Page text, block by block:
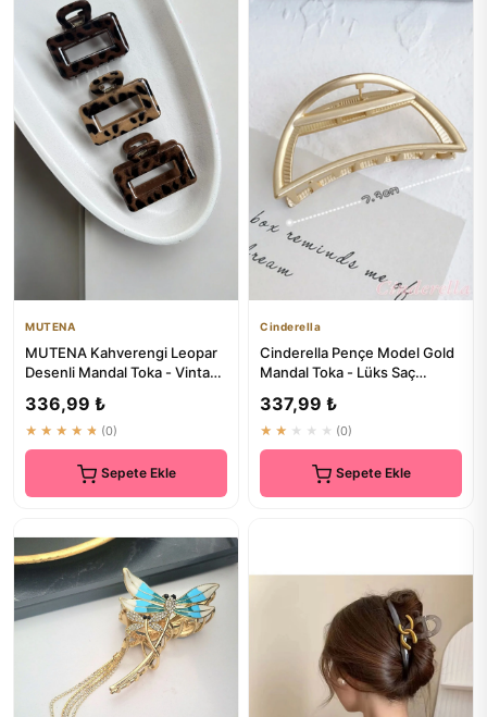
MUTENA
MUTENA Kahverengi Leopar
Desenli Mandal Toka - Vintage
336,99 ₺
★★★★★ (0)
Sepete Ekle
Cinderella
Cinderella Pençe Model Gold
Mandal Toka - Lüks Saç
337,99 ₺
★★★★★ (0)
Sepete Ekle